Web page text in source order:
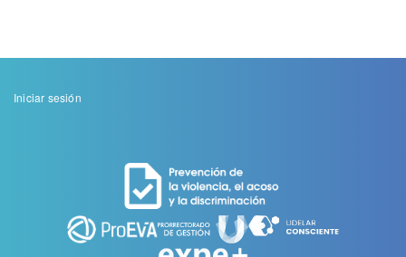
Menu
Iniciar sesión